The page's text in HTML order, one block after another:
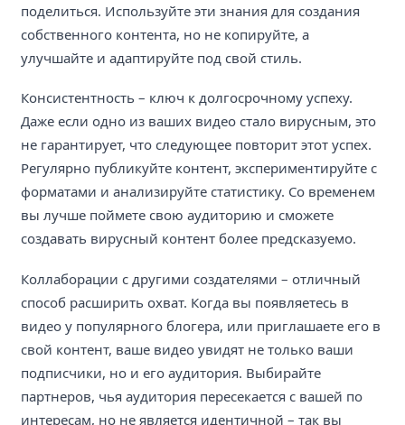
поделиться. Используйте эти знания для создания
собственного контента, но не копируйте, а
улучшайте и адаптируйте под свой стиль.
Консистентность – ключ к долгосрочному успеху.
Даже если одно из ваших видео стало вирусным, это
не гарантирует, что следующее повторит этот успех.
Регулярно публикуйте контент, экспериментируйте с
форматами и анализируйте статистику. Со временем
вы лучше поймете свою аудиторию и сможете
создавать вирусный контент более предсказуемо.
Коллаборации с другими создателями – отличный
способ расширить охват. Когда вы появляетесь в
видео у популярного блогера, или приглашаете его в
свой контент, ваше видео увидят не только ваши
подписчики, но и его аудитория. Выбирайте
партнеров, чья аудитория пересекается с вашей по
интересам, но не является идентичной – так вы